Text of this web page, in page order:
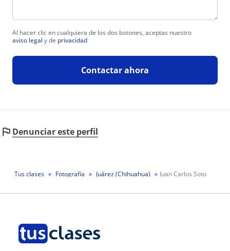
Al hacer clic en cualquiera de los dos botones, aceptas nuestro
aviso legal y de privacidad
Contactar ahora
Denunciar este perfil
Tus clases Fotografía Juárez (Chihuahua) Juan Carlos Soto